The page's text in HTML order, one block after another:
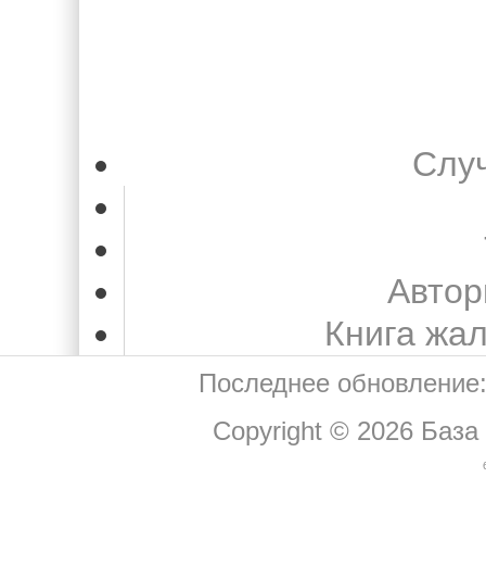
Книга
Последнее
Copyright © 2026 База